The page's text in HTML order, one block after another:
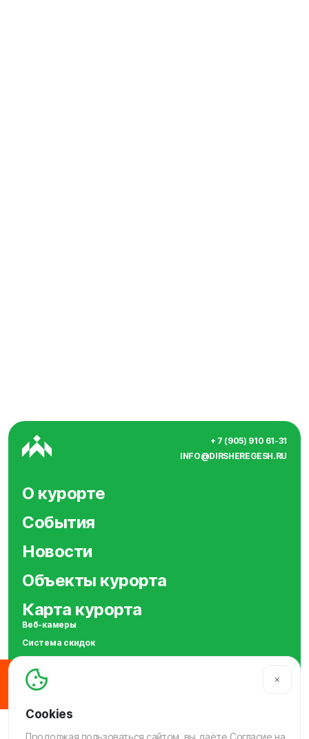
+ 7 (905) 910 61-31
INFO@DIRSHEREGESH.RU
О курорте
События
Новости
Объекты курорта
Карта курорта
Веб-камеры
Система скидок
Продолжая пользоваться сайтом, вы даёте Согласие на